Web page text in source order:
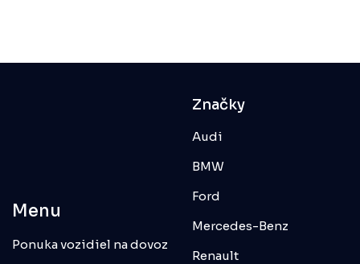
Menu
Ponuka vozidiel na dovoz
Značky
Audi
BMW
Ford
Mercedes-Benz
Renault